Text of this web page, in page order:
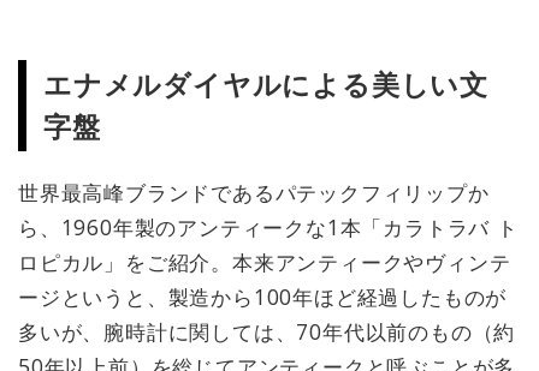
エナメルダイヤルによる美しい文
字盤
世界最高峰ブランドであるパテックフィリップか
ら、1960年製のアンティークな1本「カラトラバ ト
ロピカル」をご紹介。本来アンティークやヴィンテ
ージというと、製造から100年ほど経過したものが
多いが、腕時計に関しては、70年代以前のもの（約